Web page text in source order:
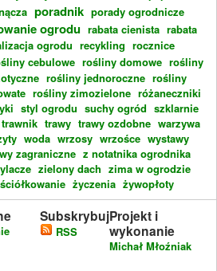
poradnik porady ogrodnicze
ogrodu rabata cienista rabata
ogrodu recykling rocznice
cebulowe rośliny domowe rośliny
rośliny jednoroczne rośliny
rośliny zimozielone różaneczniki
styl ogrodu suchy ogród szklarnie
trawnik trawy trawy ozdobne warzywa
woda wrzosy wrzośce wystawy
zagraniczne z notatnika ogrodnika
zielony dach zima w ogrodzie
ściółkowanie życzenia żywopłoty
Subskrybuj
RSS
Projekt i
wykonanie
Michał Młoźniak